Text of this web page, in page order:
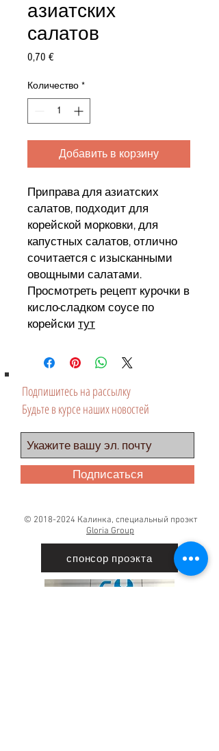
азиатских
салатов
0,70 €Цена
Количество *
Добавить в корзину
Приправа для азиатских
салатов, подходит для
корейской морковки, для
капустных салатов, отлично
сочитается с изысканными
овощными салатами.
Просмотреть рецепт курочки в
кисло-сладком соусе по
корейски тут
Подпишитесь на рассылку
Будьте в курсе наших новостей
Подписаться
© 2018-2024 Калинка, специальный проэкт
Gloria Group
спонсор проэкта